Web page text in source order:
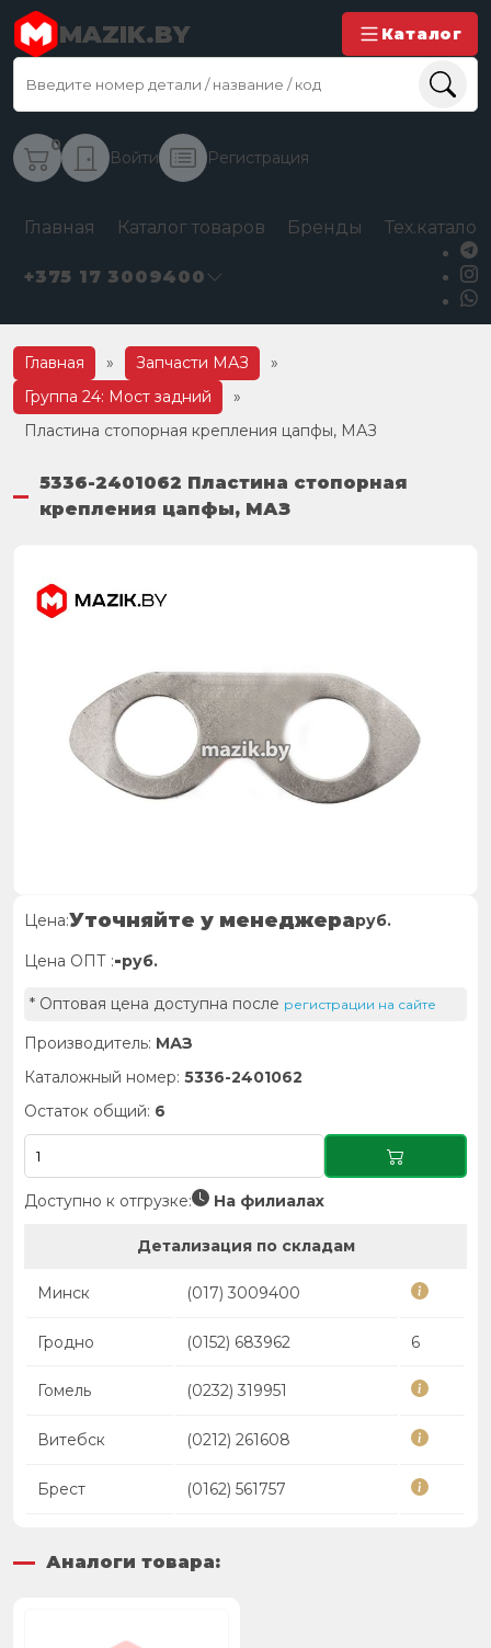
MAZIK.BY Каталог
0
Войти Регистрация
Главная Каталог товаров Бренды
+375 17 3009400
Главная » Запчасти МАЗ
»
Группа 24: Мост задний
»
Пластина стопорная крепления цапфы, МАЗ
5336-2401062 Пластина стопорная
крепления цапфы, МАЗ
Цена:Уточняйте у менеджераруб.
Цена ОПТ :-руб.
* Оптовая цена доступна после регистрации на сайте
Производитель: МАЗ
Каталожный номер: 5336-2401062
Остаток общий: 6
Доступно к отгрузке: На филиалах
Детализация по складам
Минск (017) 3009400
Гродно (0152) 683962 6
Гомель (0232) 319951
Витебск (0212) 261608
Брест (0162) 561757
Аналоги товара: